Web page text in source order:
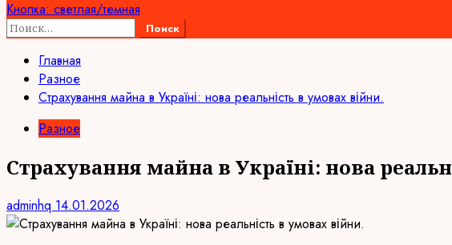
Кнопка: светлая/темная
Найти:
Главная
Разное
Страхування майна в Україні: нова реальність в умовах війни.
Разное
Страхування майна в Україні: нова
adminhq 14.01.2026